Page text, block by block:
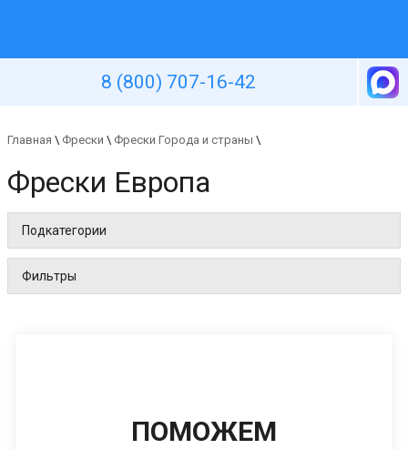
8 (800) 707-16-42
Главная \ Фрески \ Фрески Города и страны \
Фрески Европа
Подкатегории
Фильтры
ПОМОЖЕМ